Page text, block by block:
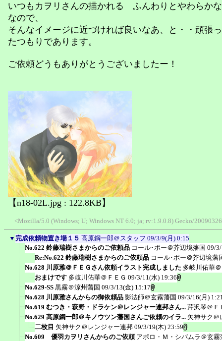
いつもカヲリさんの描かれる ふんわりとやわらか
なので、
そんなイメージに近づければ良いなあ、と・・頑張
たつもりであります。
ご依頼どうもありがとうございましたー！
【n18-02L.jpg : 122.8KB】
<Mozilla/5.0 (Windows; U; Windows NT 6.0; ja; rv:1.9.0.8) Gecko/
▼ 完成依頼物置き場１５ 高原鋼一郎＠スタッフ 09/3/9(月) 0:15
No.622 鈴藤瑞樹さまからのご依頼品 コール･ポー＠芥辺境藩国 09/
Re:No.622 鈴藤瑞樹さまからのご依頼品 コール･ポー＠芥辺境藩
No.628 川原雅＠ＦＥＧさん依頼イラスト完成しました 多岐川佑華
おまけです 多岐川佑華＠ＦＥＧ 09/3/11(水) 19:36
No.629-SS 黒霧＠涼州藩国 09/3/13(金) 15:17
No.628 川原雅さんからの御依頼品 影法師＠玄霧藩国 09/3/16(月)
No.619 むつき・萩野・ドラケン＠レンジャー連邦さん... 芹沢琴＠Ｆ
No.629 高原鋼一郎＠キノウツン藩国さんご依頼のイラ... 矢神サク＠
二枚目 矢神サク＠レンジャー連邦 09/3/19(木) 23:59
No.609 優羽カヲリさんからのご依頼 アポロ・Ｍ・シバムラ＠玄霧